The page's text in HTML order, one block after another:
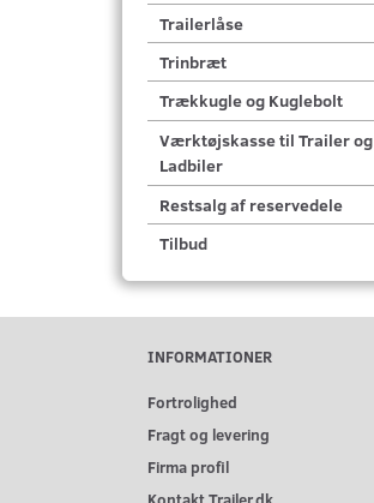
Trailerlåse
Trinbræt
Trækkugle og Kuglebolt
Værktøjskasse til Trailer og
Ladbiler
Restsalg af reservedele
Tilbud
INFORMATIONER
Fortrolighed
Fragt og levering
Firma profil